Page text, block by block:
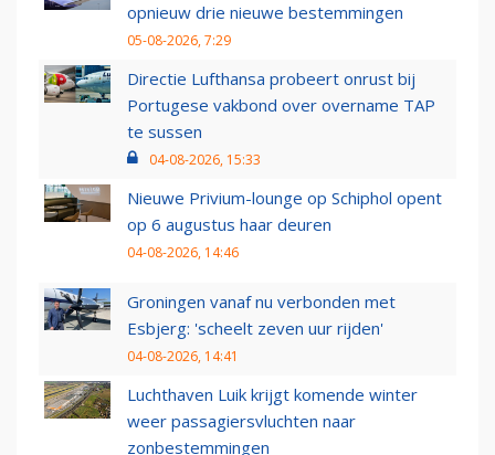
opnieuw drie nieuwe bestemmingen
05-08-2026, 7:29
Directie Lufthansa probeert onrust bij
Portugese vakbond over overname TAP
te sussen
04-08-2026, 15:33
Nieuwe Privium-lounge op Schiphol opent
op 6 augustus haar deuren
04-08-2026, 14:46
Groningen vanaf nu verbonden met
Esbjerg: 'scheelt zeven uur rijden'
04-08-2026, 14:41
Luchthaven Luik krijgt komende winter
weer passagiersvluchten naar
zonbestemmingen